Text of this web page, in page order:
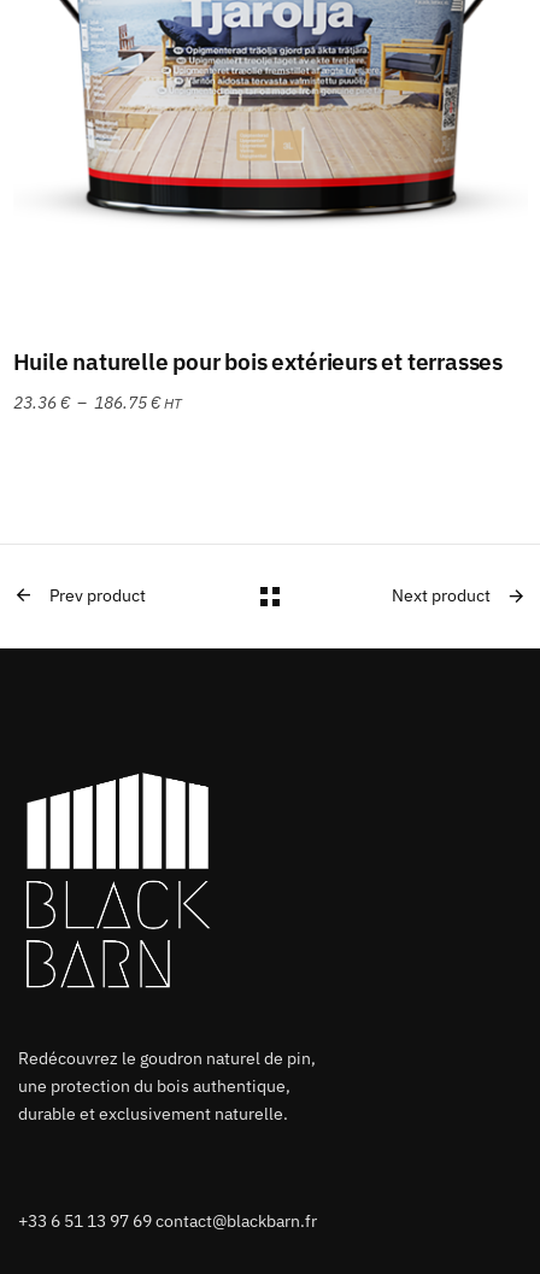
Choix des options
Huile naturelle pour bois extérieurs et terrasses
23.36€ – 186.75€ HT
Prev product Next product
Redécouvrez le goudron naturel de pin,
une protection du bois authentique,
durable et exclusivement naturelle.
+33 6 51 13 97 69contact@blackbarn.fr